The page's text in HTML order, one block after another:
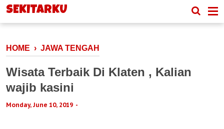
-->
SEKITARKU
HOME › JAWA TENGAH
Wisata Terbaik Di Klaten , Kalian
wajib kasini
Monday, June 10, 2019